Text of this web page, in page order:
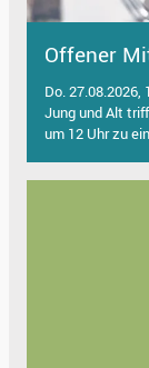
Offener
Do. 27.08.2026,
Jung und Alt
um 12 Uhr zu